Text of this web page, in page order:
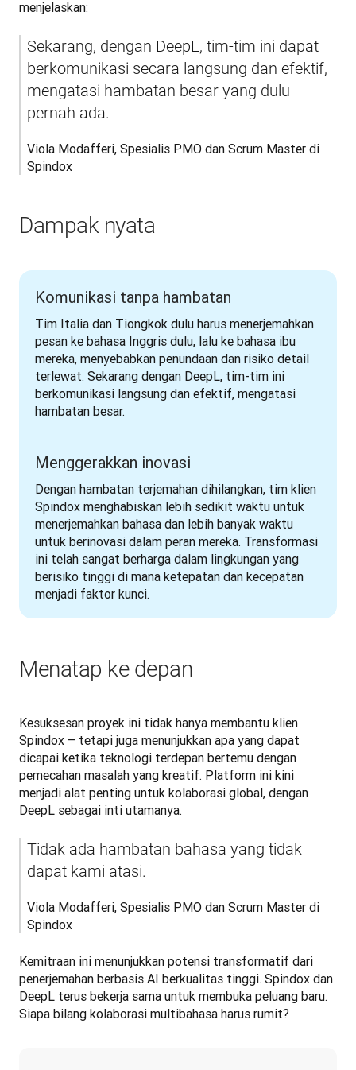
menjelaskan:
Sekarang, dengan DeepL, tim-tim ini dapat
berkomunikasi secara langsung dan efektif,
mengatasi hambatan besar yang dulu
pernah ada.
Viola Modafferi, Spesialis PMO dan Scrum Master di
Spindox
Dampak nyata
Komunikasi tanpa hambatan
Tim Italia dan Tiongkok dulu harus menerjemahkan
pesan ke bahasa Inggris dulu, lalu ke bahasa ibu
mereka, menyebabkan penundaan dan risiko detail
terlewat. Sekarang dengan DeepL, tim-tim ini
berkomunikasi langsung dan efektif, mengatasi
hambatan besar.
Menggerakkan inovasi
Dengan hambatan terjemahan dihilangkan, tim klien
Spindox menghabiskan lebih sedikit waktu untuk
menerjemahkan bahasa dan lebih banyak waktu
untuk berinovasi dalam peran mereka. Transformasi
ini telah sangat berharga dalam lingkungan yang
berisiko tinggi di mana ketepatan dan kecepatan
menjadi faktor kunci.
Menatap ke depan
Kesuksesan proyek ini tidak hanya membantu klien
Spindox – tetapi juga menunjukkan apa yang dapat
dicapai ketika teknologi terdepan bertemu dengan
pemecahan masalah yang kreatif. Platform ini kini
menjadi alat penting untuk kolaborasi global, dengan
DeepL sebagai inti utamanya.
Tidak ada hambatan bahasa yang tidak
dapat kami atasi.
Viola Modafferi, Spesialis PMO dan Scrum Master di
Spindox
Kemitraan ini menunjukkan potensi transformatif dari
penerjemahan berbasis AI berkualitas tinggi. Spindox dan
DeepL terus bekerja sama untuk membuka peluang baru.
Siapa bilang kolaborasi multibahasa harus rumit?